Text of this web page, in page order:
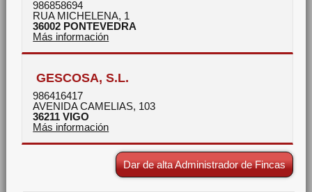
986858694
RUA MICHELENA, 1
36002 PONTEVEDRA
Más información
GESCOSA, S.L.
986416417
AVENIDA CAMELIAS, 103
36211 VIGO
Más información
Dar de alta Administrador de Fincas